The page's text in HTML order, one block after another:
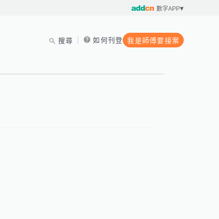
數字APP
搜尋 如何刊登 我是師傅要接案